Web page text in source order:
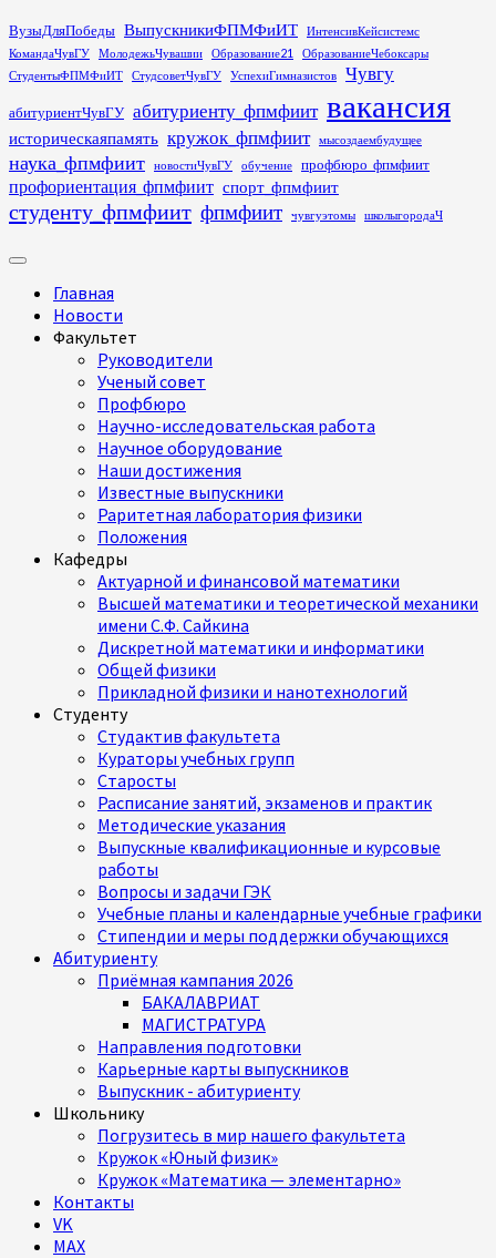
Перейти
к
содержимому
ВузыДляПобеды ВыпускникиФПМФиИТ
ИнтенсивКейсистемс
КомандаЧувГУ
МолодежьЧувашии Образование21
ОбразованиеЧебоксары
СтудентыФПМФиИТ
СтудсоветЧувГУ УспехиГимназистов Чувгу
абитуриентЧувГУ абитуриенту_фпмфиит вакансия
историческаяпамять кружок_фпмфиит мысоздаембудущее
наука_фпмфиит новостиЧувГУ обучение профбюро_фпмфиит
профориентация_фпмфиит спорт_фпмфиит
студенту_фпмфиит фпмфиит чувгуэтомы школыгородаЧ
Основное
Главная
Новости
Факультет
Руководители
Ученый совет
Профбюро
Научно-исследовательская работа
Научное оборудование
Наши достижения
Известные выпускники
Раритетная лаборатория физики
Положения
Кафедры
Актуарной и финансовой математики
Высшей математики и теоретической механики
имени С.Ф. Сайкина
Дискретной математики и информатики
Общей физики
Прикладной физики и нанотехнологий
Студенту
Студактив факультета
Кураторы учебных групп
Старосты
Расписание занятий, экзаменов и практик
Методические указания
Выпускные квалификационные и курсовые
работы
Вопросы и задачи ГЭК
Учебные планы и календарные учебные графики
Стипендии и меры поддержки обучающихся
Абитуриенту
Приёмная кампания 2026
БАКАЛАВРИАТ
МАГИСТРАТУРА
Направления подготовки
Карьерные карты выпускников
Выпускник - абитуриенту
Школьнику
Погрузитесь в мир нашего факультета
Кружок «Юный физик»
Кружок «Математика — элементарно»
Контакты
VK
MAX